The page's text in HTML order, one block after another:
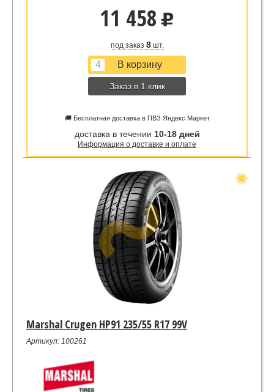
11 458 u
под заказ 8шт.
Заказ в 1 клик
🚚 Бесплатная доставка в ПВЗ Яндекс Маркет
доставка в течении 10-18 дней
Информация о доставке и оплате
Marshal Crugen HP91 235/55 R17 99V
Артикул: 100261